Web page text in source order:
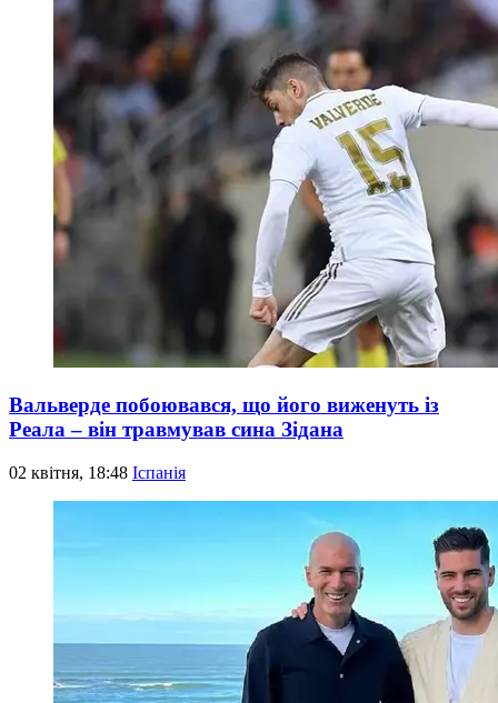
Вальверде побоювався, що його виженуть із
Реала – він травмував сина Зідана
02 квітня, 18:48 Іспанія